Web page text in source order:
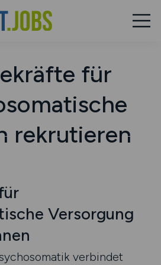
für
rekrutieren
Versorgung
verbindet